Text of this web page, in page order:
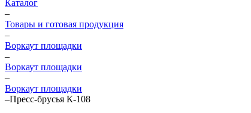
Каталог
–
Товары и готовая продукция
–
Воркаут площадки
–
Воркаут площадки
–
Воркаут площадки
–Пресс-брусья К-108